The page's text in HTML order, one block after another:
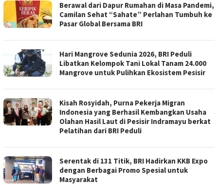
Berawal dari Dapur Rumahan di Masa Pandemi,
Camilan Sehat “Sahate” Perlahan Tumbuh ke
Pasar Global Bersama BRI
Hari Mangrove Sedunia 2026, BRI Peduli
Libatkan Kelompok Tani Lokal Tanam 24.000
Mangrove untuk Pulihkan Ekosistem Pesisir
Kisah Rosyidah, Purna Pekerja Migran
Indonesia yang Berhasil Kembangkan Usaha
Olahan Hasil Laut di Pesisir Indramayu berkat
Pelatihan dari BRI Peduli
Serentak di 131 Titik, BRI Hadirkan KKB Expo
dengan Berbagai Promo Spesial untuk
Masyarakat